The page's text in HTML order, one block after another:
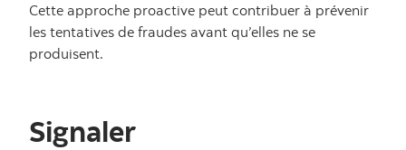
Cette approche proactive peut contribuer à prévenir
les tentatives de fraudes avant qu’elles ne se
produisent.
Signaler